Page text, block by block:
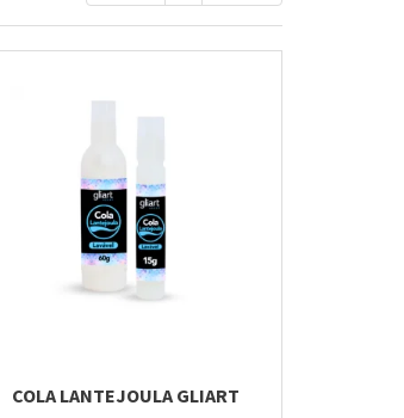
COLA LANTEJOULA GLIART